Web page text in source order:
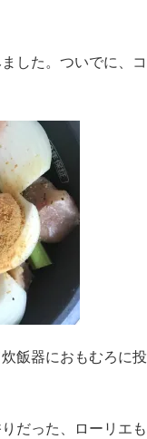
した。ついでに、コ
飯器におもむろに投
だった、ローリエも